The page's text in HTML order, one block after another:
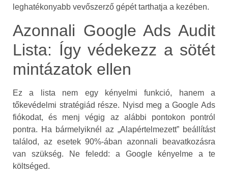
leghatékonyabb vevőszerző gépét tarthatja a kezében.
Azonnali Google Ads Audit
Lista: Így védekezz a sötét
mintázatok ellen
Ez a lista nem egy kényelmi funkció, hanem a
tőkevédelmi stratégiád része. Nyisd meg a Google Ads
fiókodat, és menj végig az alábbi pontokon pontról
pontra. Ha bármelyiknél az „Alapértelmezett” beállítást
találod, az esetek 90%-ában azonnali beavatkozásra
van szükség. Ne feledd: a Google kényelme a te
költséged.